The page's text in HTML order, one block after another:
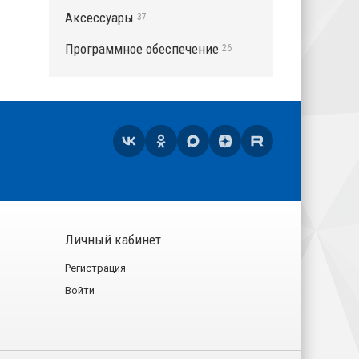
Аксессуары 37
Программное обеспечение 26
Личный кабинет
Регистрация
Войти